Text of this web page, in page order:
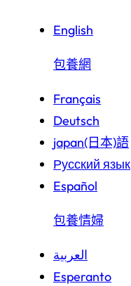
English
包養網
Français
Deutsch
japan(日本)語
Русский язык
Español
包養情婦
العربية
Esperanto